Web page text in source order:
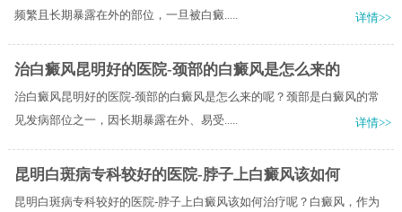
频繁且长期暴露在外的部位，一旦被白癜.....
详情>>
治白癜风昆明好的医院-颈部的白癜风是怎么来的
治白癜风昆明好的医院-颈部的白癜风是怎么来的呢？颈部是白癜风的常
见发病部位之一，因长期暴露在外、易受.....
详情>>
昆明白斑病专科较好的医院-脖子上白癜风该如何
昆明白斑病专科较好的医院-脖子上白癜风该如何治疗呢？白癜风，作为